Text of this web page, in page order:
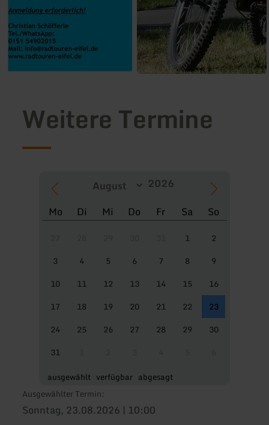
Weitere Termine
Mo Di Mi Do Fr Sa So
1
2
3
4 5 6 7 8
9
10
11 12 13 14 15
16
17
18 19 20 21 22
23
24
25 26 27 28 29
30
31
ausgewählt verfügbar abgesagt
Ausgewählter Termin:
Sonntag, 23.08.2026 | 10:00